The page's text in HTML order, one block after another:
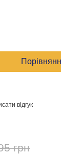
відгук
грн